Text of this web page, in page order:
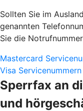
Sollten Sie im
genannten
Sie die
Mastercard
Visa Servicenummern
Sperrfax an
und